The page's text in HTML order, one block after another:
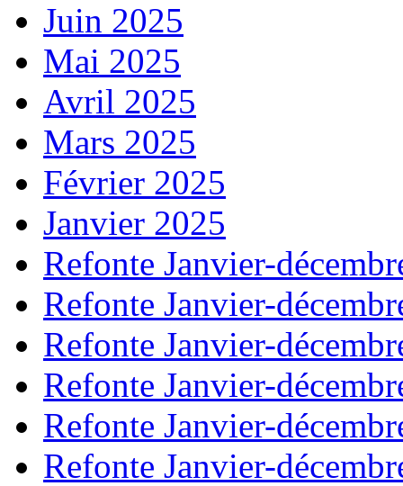
Juin 2025
Mai 2025
Avril 2025
Mars 2025
Février 2025
Janvier 2025
Refonte Janvier-
Refonte Janvier-
Refonte Janvier-
Refonte Janvier-
Refonte Janvier-
Refonte Janvier-